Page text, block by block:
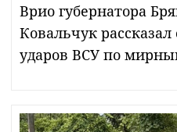
Врио губернатора
Ковальчук рассказал
ударов ВСУ по